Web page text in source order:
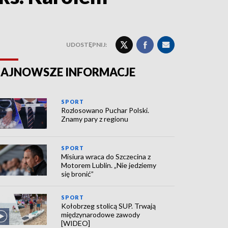
UDOSTĘPNIJ:
INFORMACJE
SPORT
Rozlosowano Puchar Polski.
Znamy pary z regionu
SPORT
Misiura wraca do Szczecina z
Motorem Lublin. „Nie jedziemy
się bronić”
SPORT
Kołobrzeg stolicą SUP. Trwają
międzynarodowe zawody
[WIDEO]